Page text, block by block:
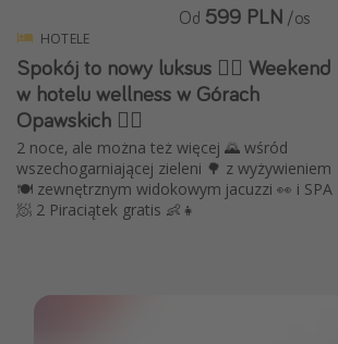
HOTELE
Spokój to nowy luksus 💆‍♀️ Weekend
w hotelu wellness w Górach
Opawskich 🚴‍♂️
2 noce, ale można też więcej 🌄 wśród
wszechogarniającej zieleni 🌳 z wyżywieniem
🍽 zewnętrznym widokowym jacuzzi 👀 i SPA
🧖 2 Piraciątek gratis 👶👧
Od 599 PLN /os